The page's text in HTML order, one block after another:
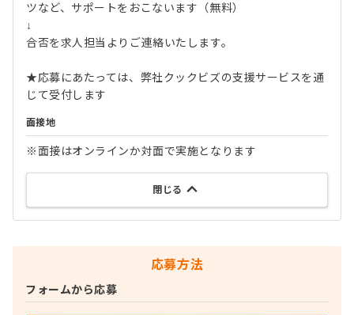
ツなど、サポートをおこないます（無料）
↓
合否を求人担当よりご連絡いたします。
★応募にあたっては、弊社クックビズの支援サービスを通
じて受付します
面接地
※面接はオンラインか対面で実施となります
閉じる
応募方法
フォームから応募